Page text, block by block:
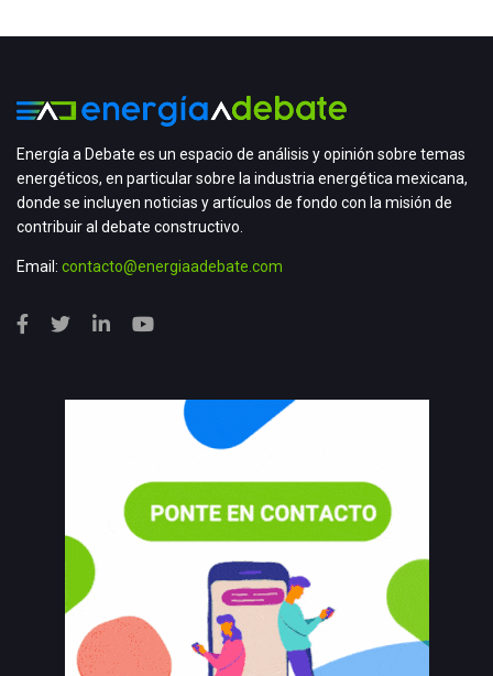
Energía a Debate es un espacio de análisis y opinión sobre temas
energéticos, en particular sobre la industria energética mexicana,
donde se incluyen noticias y artículos de fondo con la misión de
contribuir al debate constructivo.
Email: contacto@energiaadebate.com